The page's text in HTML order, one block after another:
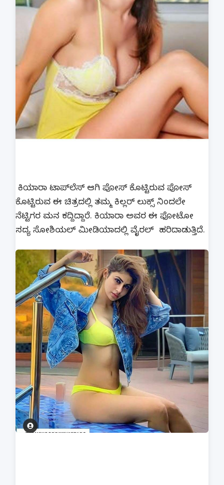
ಕಿಯಾರಾ ಟಾಪ್‍ಲೆಸ್ ಆಗಿ ಪೋಸ್ ಕೊಟ್ಟಿರುವ ಪೋಸ್
ಕೊಟ್ಟಿರುವ ಈ ಚಿತ್ರದಲ್ಲಿ ತಮ್ಮ ಕಿಲ್ಲರ್ ಲುಕ್ಸ್ ನಿಂದಲೇ
ನೆಟ್ಟಿಗರ ಮನ ಕದ್ದಿದ್ದಾರೆ. ಕಿಯಾರಾ ಅವರ ಈ ಫೋಟೋ
ಸದ್ಯ ಸೋಶಿಯಲ್ ಮೀಡಿಯಾದಲ್ಲಿ ವೈರಲ್ ಹರಿದಾಡುತ್ತಿದೆ.